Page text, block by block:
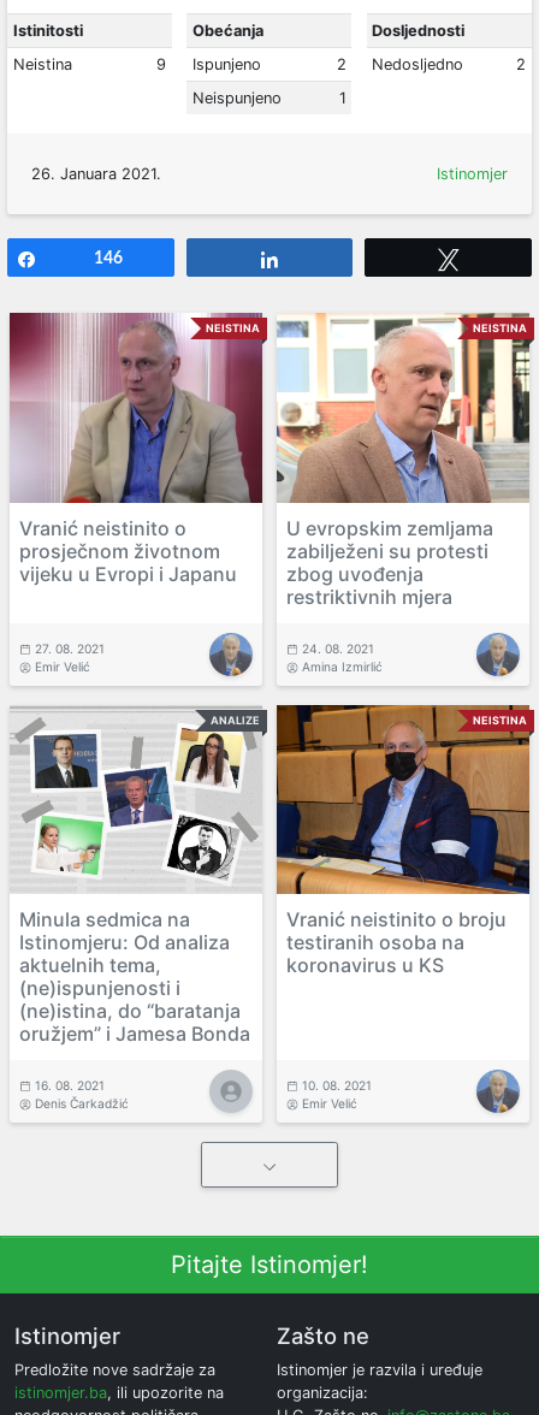
Istinitosti
Neistina
9
Obećanja
Ispunjeno
2
Neispunjeno
1
Dosljednosti
Nedosljedno
2
26. Januara 2021. Istinomjer
146
NEISTINA
Vranić neistinito o
prosječnom životnom
vijeku u Evropi i Japanu
27. 08. 2021
Emir Velić
NEISTINA
U evropskim zemljama
zabilježeni su protesti
zbog uvođenja
restriktivnih mjera
24. 08. 2021
Amina Izmirlić
ANALIZE
Minula sedmica na
Istinomjeru: Od analiza
aktuelnih tema,
(ne)ispunjenosti i
(ne)istina, do “baratanja
oružjem” i Jamesa Bonda
16. 08. 2021
Denis Čarkadžić
NEISTINA
Vranić neistinito o broju
testiranih osoba na
koronavirus u KS
10. 08. 2021
Emir Velić
Pitajte Istinomjer!
Istinomjer
Predložite nove sadržaje za
istinomjer.ba, ili upozorite na
Zašto ne
Istinomjer je razvila i uređuje
organizacija: